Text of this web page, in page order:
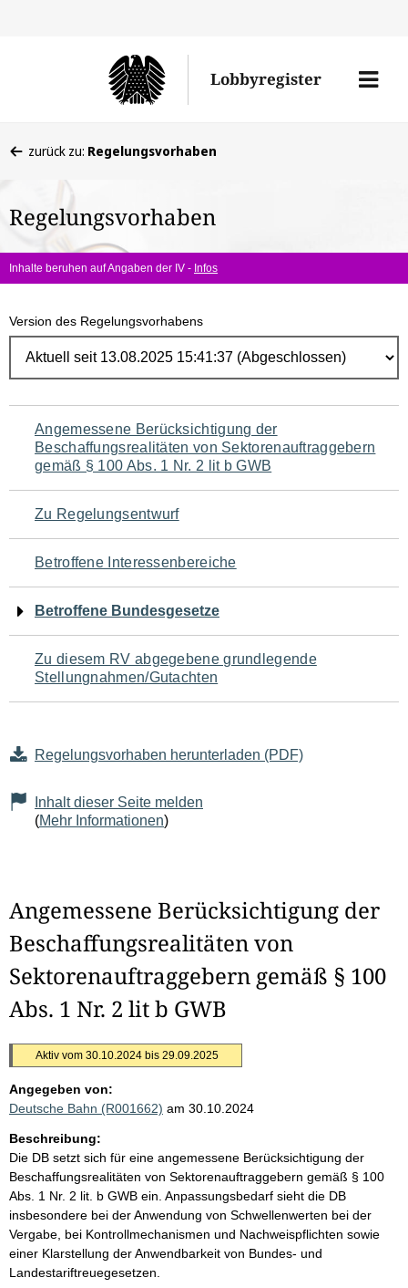
Lobbyregister
Menü
befinden
hier:
zurück zu: Regelungsvorhaben
Regelungsvorhaben
Inhalte beruhen auf Angaben der IV - Infos
Version des Regelungsvorhabens
Navigation
für
den
Seiteninhalt
Angemessene Berücksichtigung der
Beschaffungsrealitäten von Sektorenauftraggebern
gemäß § 100 Abs. 1 Nr. 2 lit b GWB
Zu Regelungsentwurf
Betroffene Interessenbereiche
Betroffene Bundesgesetze
Zu diesem RV abgegebene grundlegende
Stellungnahmen/Gutachten
Regelungsvorhaben herunterladen (PDF)
Inhalt dieser Seite melden
(Mehr Informationen)
Angemessene Berücksichtigung der
Beschaffungsrealitäten von
Sektorenauftraggebern gemäß § 100
Abs. 1 Nr. 2 lit b GWB
Aktiv vom 30.10.2024 bis 29.09.2025
Angegeben von:
Deutsche Bahn (R001662) am 30.10.2024
Beschreibung:
Die DB setzt sich für eine angemessene Berücksichtigung der
Beschaffungsrealitäten von Sektorenauftraggebern gemäß § 100
Abs. 1 Nr. 2 lit. b GWB ein. Anpassungsbedarf sieht die DB
insbesondere bei der Anwendung von Schwellenwerten bei der
Vergabe, bei Kontrollmechanismen und Nachweispflichten sowie
einer Klarstellung der Anwendbarkeit von Bundes- und
Landestariftreuegesetzen.